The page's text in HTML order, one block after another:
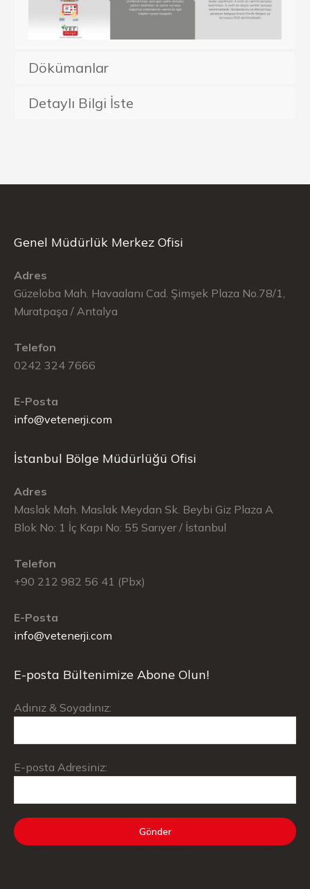
Dökümanlar
Detaylı Bilgi İste
Genel Müdürlük Merkez Ofisi
Adres
Güzeloba Mah. Havaalanı Cad. Şimşek Plaza No.78/1,
Muratpaşa / Antalya
Telefon
0242 324 7666
E-Posta
info@vetenerji.com
İstanbul Bölge Müdürlüğü Ofisi
Adres
Maslak Mah. Maslak Meydan Sk. Beybi Giz Plaza A
Blok No: 1 İç Kapı No: 55 Sarıyer / İstanbul
Telefon
+90 212 982 56 41 (Pbx)
E-Posta
info@vetenerji.com
E-posta Bültenimize Abone Olun!
Adınız & Soyadınız:
E-posta Adresiniz: